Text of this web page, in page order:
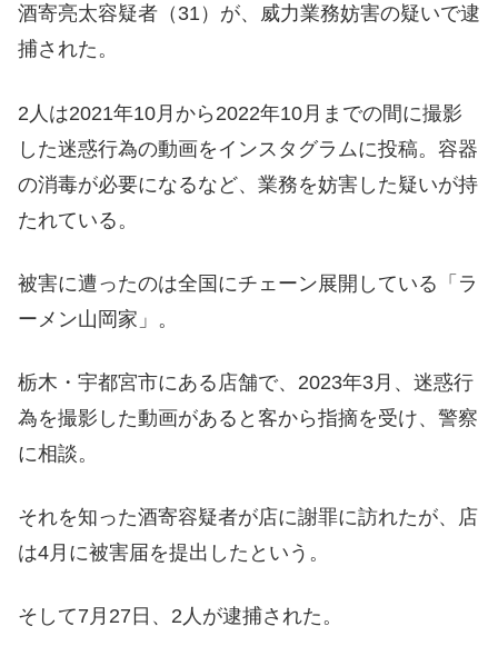
酒寄亮太容疑者（31）が、威力業務妨害の疑いで逮
捕された。
2人は2021年10月から2022年10月までの間に撮影
した迷惑行為の動画をインスタグラムに投稿。容器
の消毒が必要になるなど、業務を妨害した疑いが持
たれている。
被害に遭ったのは全国にチェーン展開している「ラ
ーメン山岡家」。
栃木・宇都宮市にある店舗で、2023年3月、迷惑行
為を撮影した動画があると客から指摘を受け、警察
に相談。
それを知った酒寄容疑者が店に謝罪に訪れたが、店
は4月に被害届を提出したという。
そして7月27日、2人が逮捕された。